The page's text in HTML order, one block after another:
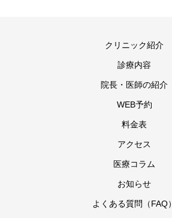
クリニック紹介
診療内容
院長・医師の紹介
WEB予約
料金表
アクセス
医療コラム
お知らせ
よくある質問（FAQ）